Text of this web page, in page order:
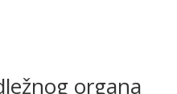
organa